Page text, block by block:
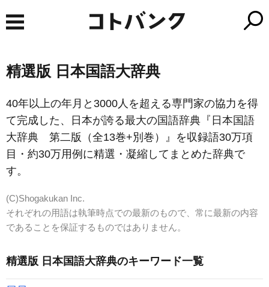
精選版 日本国語大辞典
40年以上の年月と3000人を超える専門家の協力を得
て完成した、日本が誇る最大の国語辞典『日本国語
大辞典 第二版（全13巻+別巻）』を収録語30万項
目・約30万用例に精選・凝縮してまとめた辞典で
す。
(C)Shogakukan Inc.
それぞれの用語は執筆時点での最新のもので、常に最新の内容
であることを保証するものではありません。
精選版 日本国語大辞典のキーワード一覧